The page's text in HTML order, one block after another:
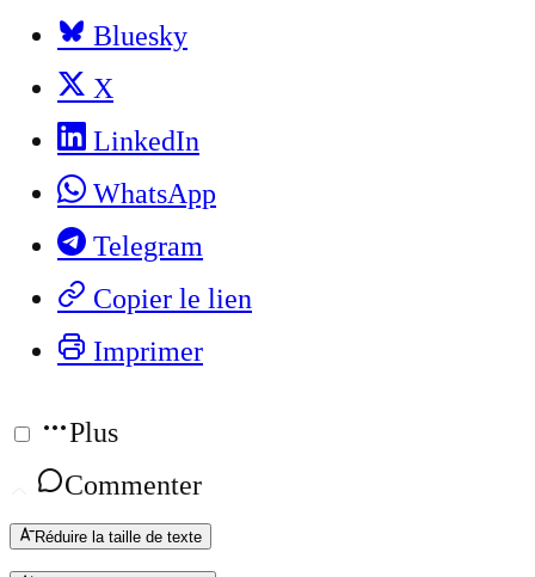
Bluesky
X
LinkedIn
WhatsApp
Telegram
Copier le lien
Imprimer
Plus
Commenter
Réduire la taille de texte